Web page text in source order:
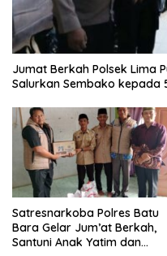
Jumat Berkah Polsek Lima
Salurkan Sembako kepada
Satresnarkoba Polres Batu
Bara Gelar Jum’at Berkah,
Santuni Anak Yatim dan